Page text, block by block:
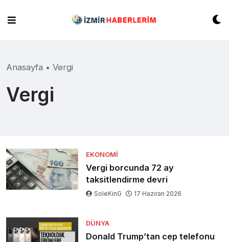
content
Anasayfa • Vergi
Vergi
EKONOMI
Vergi borcunda 72 ay
taksitlendirme devri
SoleKinG 17 Haziran 2026
DÜNYA
Donald Trump’tan cep telefonu